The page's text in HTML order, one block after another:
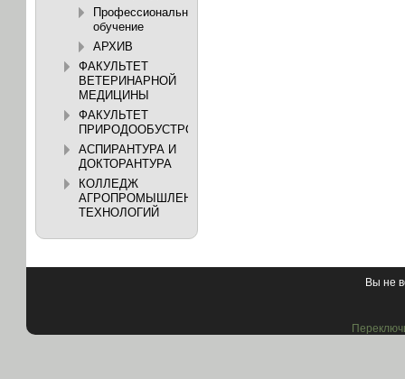
Профессиональное
обучение
АРХИВ
ФАКУЛЬТЕТ
ВЕТЕРИНАРНОЙ
МЕДИЦИНЫ
ФАКУЛЬТЕТ
ПРИРОДООБУСТРОЙСТВА
АСПИРАНТУРА И
ДОКТОРАНТУРА
КОЛЛЕДЖ
АГРОПРОМЫШЛЕННЫХ
ТЕХНОЛОГИЙ
Вы не